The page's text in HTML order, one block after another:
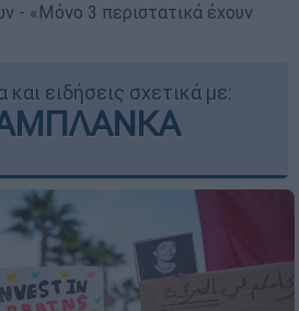
- «Μόνο 3 περιστατικά έχουν
και ειδήσεις σχετικά με: